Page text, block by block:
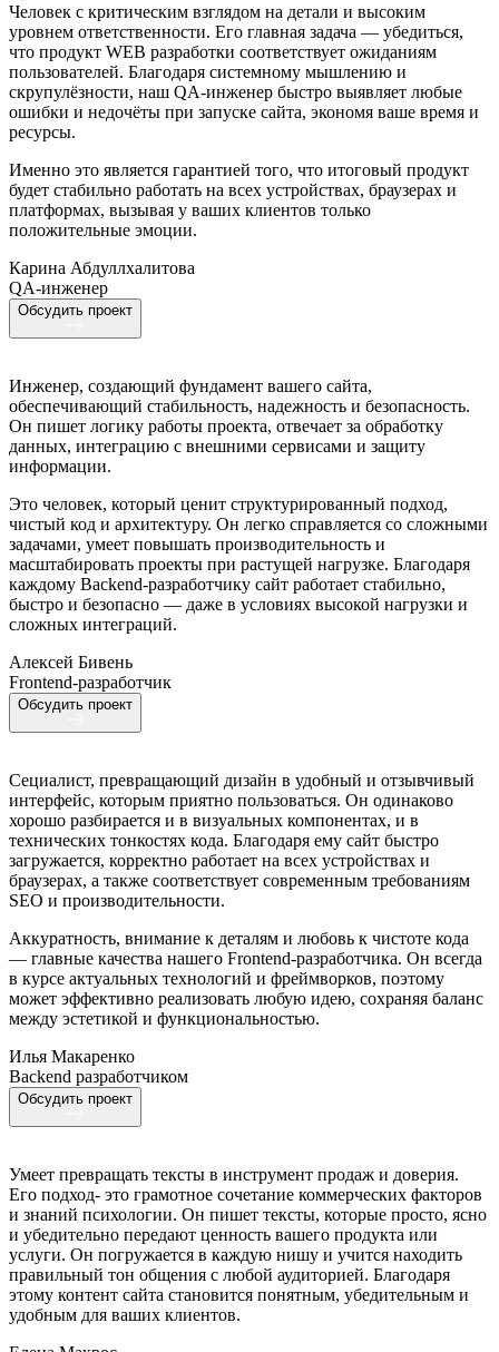
Человек с критическим взглядом на детали и высоким
уровнем ответственности. Его главная задача — убедиться,
что продукт WEB разработки соответствует ожиданиям
пользователей. Благодаря системному мышлению и
скрупулёзности, наш QA-инженер быстро выявляет любые
ошибки и недочёты при запуске сайта, экономя ваше время и
ресурсы.
Именно это является гарантией того, что итоговый продукт
будет стабильно работать на всех устройствах, браузерах и
платформах, вызывая у ваших клиентов только
положительные эмоции.
Карина Абдуллхалитова
QA-инженер
Обсудить проект
Инженер, создающий фундамент вашего сайта,
обеспечивающий стабильность, надежность и безопасность.
Он пишет логику работы проекта, отвечает за обработку
данных, интеграцию с внешними сервисами и защиту
информации.
Это человек, который ценит структурированный подход,
чистый код и архитектуру. Он легко справляется со сложными
задачами, умеет повышать производительность и
масштабировать проекты при растущей нагрузке. Благодаря
каждому Backend-разработчику сайт работает стабильно,
быстро и безопасно — даже в условиях высокой нагрузки и
сложных интеграций.
Алексей Бивень
Frontend-разработчик
Обсудить проект
Сециалист, превращающий дизайн в удобный и отзывчивый
интерфейс, которым приятно пользоваться. Он одинаково
хорошо разбирается и в визуальных компонентах, и в
технических тонкостях кода. Благодаря ему сайт быстро
загружается, корректно работает на всех устройствах и
браузерах, а также соответствует современным требованиям
SEO и производительности.
Аккуратность, внимание к деталям и любовь к чистоте кода
— главные качества нашего Frontend-разработчика. Он всегда
в курсе актуальных технологий и фреймворков, поэтому
может эффективно реализовать любую идею, сохраняя баланс
между эстетикой и функциональностью.
Илья Макаренко
Backend разработчиком
Обсудить проект
Умеет превращать тексты в инструмент продаж и доверия.
Его подход- это грамотное сочетание коммерческих факторов
и знаний психологии. Он пишет тексты, которые просто, ясно
и убедительно передают ценность вашего продукта или
услуги. Он погружается в каждую нишу и учится находить
правильный тон общения с любой аудиторией. Благодаря
этому контент сайта становится понятным, убедительным и
удобным для ваших клиентов.